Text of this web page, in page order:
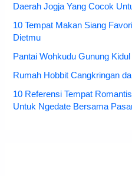
Daerah Jogja Yang Cocok
10 Tempat Makan Siang
Dietmu
Pantai Wohkudu Gunung
Rumah Hobbit Cangkringan
10 Referensi Tempat
Untuk Ngedate Bersama